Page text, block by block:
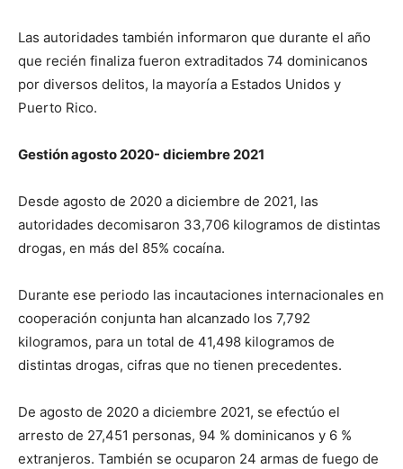
Las autoridades también informaron que durante el año
que recién finaliza fueron extraditados 74 dominicanos
por diversos delitos, la mayoría a Estados Unidos y
Puerto Rico.
Gestión agosto 2020- diciembre 2021
Desde agosto de 2020 a diciembre de 2021, las
autoridades decomisaron 33,706 kilogramos de distintas
drogas, en más del 85% cocaína.
Durante ese periodo las incautaciones internacionales en
cooperación conjunta han alcanzado los 7,792
kilogramos, para un total de 41,498 kilogramos de
distintas drogas, cifras que no tienen precedentes.
De agosto de 2020 a diciembre 2021, se efectúo el
arresto de 27,451 personas, 94 % dominicanos y 6 %
extranjeros. También se ocuparon 24 armas de fuego de